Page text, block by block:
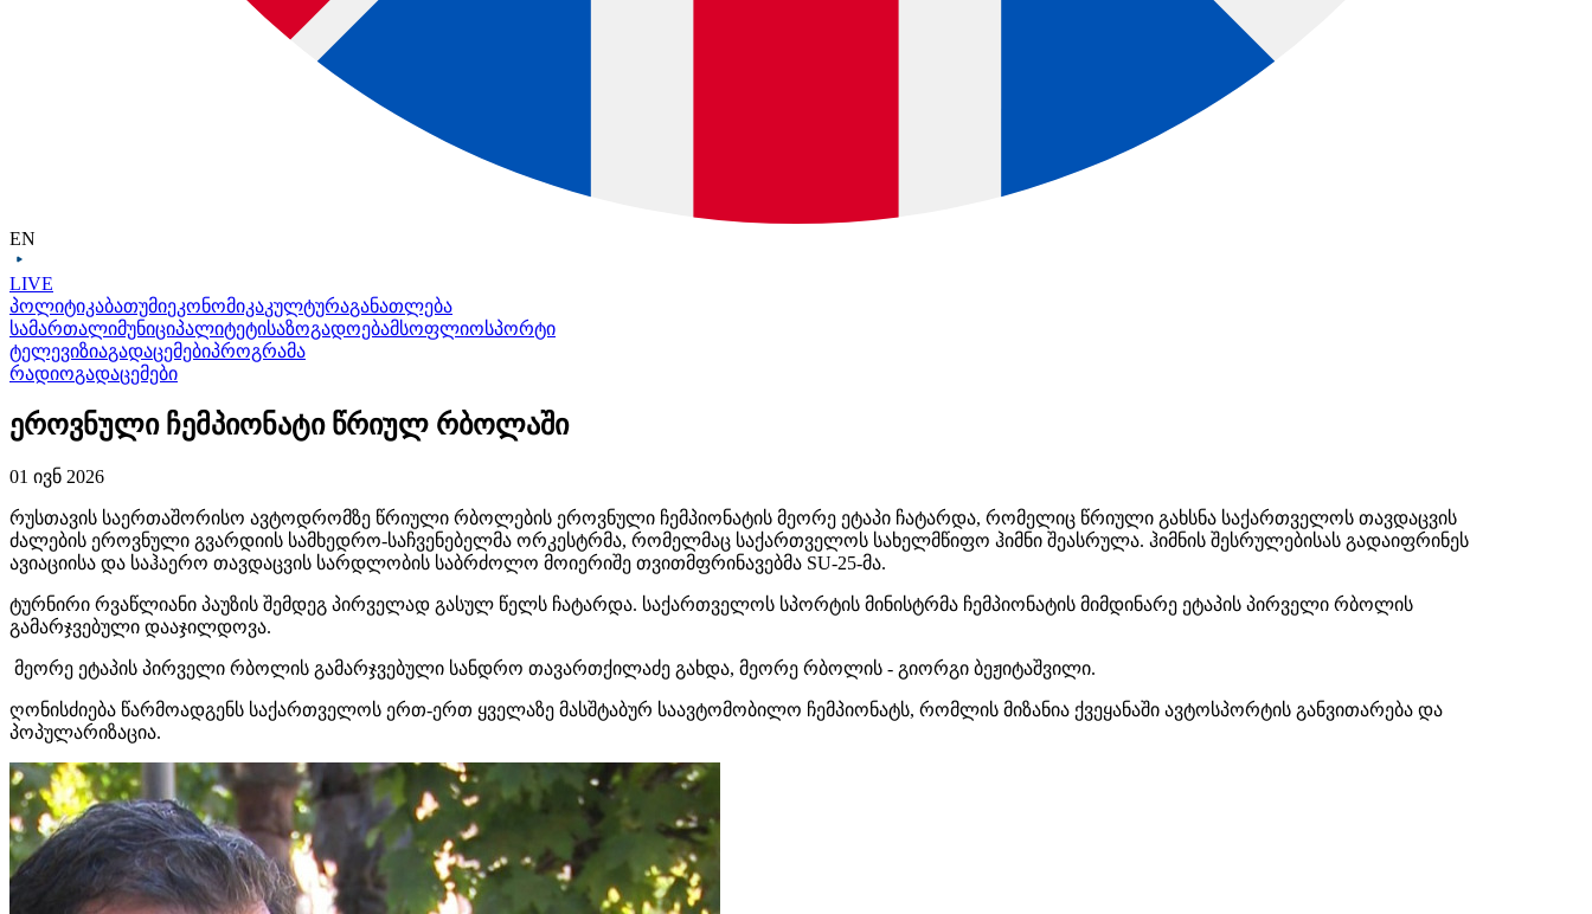
EN
LIVE
პოლიტიკაბათუმიეკონომიკაკულტურაგანათლება
სამართალიმუნიციპალიტეტისაზოგადოებამსოფლიოსპორტი
ტელევიზიაგადაცემებიპროგრამა
რადიოგადაცემები
ეროვნული ჩემპიონატი წრიულ რბოლაში
01 ივნ 2026
რუსთავის საერთაშორისო ავტოდრომზე წრიული რბოლების ეროვნული ჩემპიონატის მეორე ეტაპი ჩატარდა, რომელიც წრიული გახსნა საქართველოს თავდაცვის
ძალების ეროვნული გვარდიის სამხედრო-საჩვენებელმა ორკესტრმა, რომელმაც საქართველოს სახელმწიფო ჰიმნი შეასრულა. ჰიმნის შესრულებისას გადაიფრინეს
ავიაციისა და საჰაერო თავდაცვის სარდლობის საბრძოლო მოიერიშე თვითმფრინავებმა SU-25-მა.
ტურნირი რვაწლიანი პაუზის შემდეგ პირველად გასულ წელს ჩატარდა. საქართველოს სპორტის მინისტრმა ჩემპიონატის მიმდინარე ეტაპის პირველი რბოლის
გამარჯვებული დააჯილდოვა.
მეორე ეტაპის პირველი რბოლის გამარჯვებული სანდრო თავართქილაძე გახდა, მეორე რბოლის - გიორგი ბეჟიტაშვილი.
ღონისძიება წარმოადგენს საქართველოს ერთ-ერთ ყველაზე მასშტაბურ საავტომობილო ჩემპიონატს, რომლის მიზანია ქვეყანაში ავტოსპორტის განვითარება და
პოპულარიზაცია.